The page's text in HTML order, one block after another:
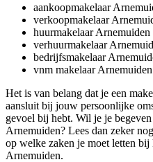
aankoopmakelaar
verkoopmakelaar
huurmakelaar Arnemuiden
verhuurmakelaar
bedrijfsmakelaar
vnm makelaar Arnemuiden
Het is van belang dat je een
aansluit bij jouw persoonlijke
gevoel bij hebt. Wil je je
Arnemuiden? Lees dan zeker
op welke zaken je moet letten bij
Arnemuiden.